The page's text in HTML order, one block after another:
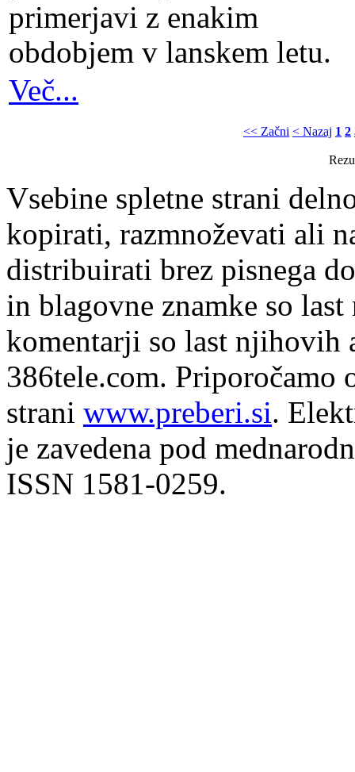
primerjavi z enakim
obdobjem v lanskem letu.
Več...
<< Začni < Nazaj 1 2
Vsebine spletne strani
kopirati, razmnoževati ali
distribuirati brez pisnega
in blagovne znamke so
komentarji so last njihovih
386tele.com. Priporočamo
strani www.preberi.si.
je zavedena pod
ISSN 1581-0259.